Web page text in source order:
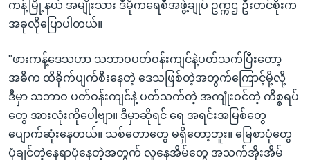
ကန့်မြို့နယ် အမျိုးသား ဒီမိုကရေစီအဖွဲ့ချုပ် ဥက္ကဌ ဦးတင်စိုးက
အခုလိုပြောပါတယ်။
"ဖားကန့်ဒေသဟာ သဘာဝပတ်ဝန်းကျင်နဲ့ပတ်သက်ပြီးတော့
အဓိက ထိခိုက်ပျက်စီးနေတဲ့ ဒေသဖြစ်တဲ့အတွက်ကြောင့်မို့လို့
ဒီမှာ သဘာဝ ပတ်ဝန်းကျင်နဲ့ ပတ်သက်တဲ့ အကျုံးဝင်တဲ့ ကိစ္စရပ်
တွေ အားလုံးကိုပေါ့ဗျာ။ ဒီမှာဆိုရင် ရေ အရင်းအမြစ်တွေ
ပျောက်ဆုံးနေတယ်။ သစ်တောတွေ မရှိတော့ဘူး။ မြေစာပုံတွေ
ပုံချင်တဲ့နေရာပုံနေတဲ့အတွက် လူနေအိမ်တွေ အသက်အိုးအိမ်